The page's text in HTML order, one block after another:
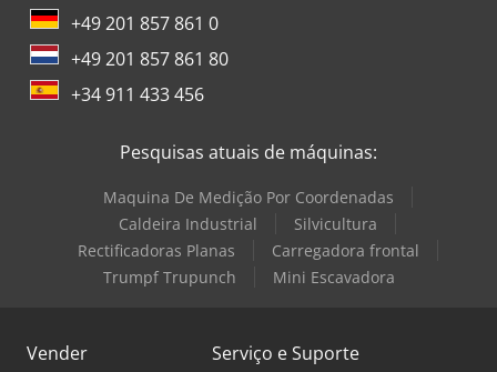
+49 201 857 861 0
+49 201 857 861 80
+34 911 433 456
Pesquisas atuais de máquinas:
Maquina De Medição Por Coordenadas
Caldeira Industrial
Silvicultura
Rectificadoras Planas
Carregadora frontal
Trumpf Trupunch
Mini Escavadora
Vender Serviço e Suporte